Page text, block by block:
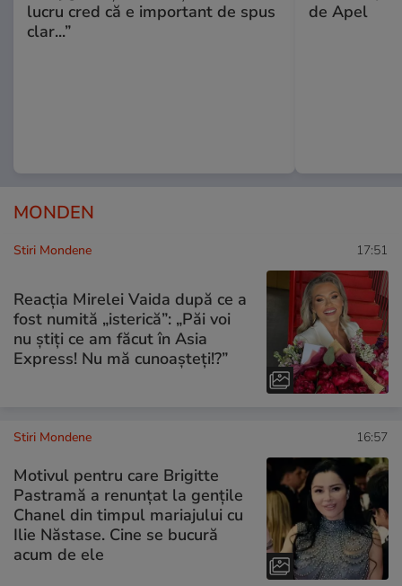
lucru cred că e important de spus
clar...”
de Apel
MONDEN
Stiri Mondene 17:51
Reacția Mirelei Vaida după ce a
fost numită „isterică”: „Păi voi
nu știți ce am făcut în Asia
Express! Nu mă cunoașteți!?”
Stiri Mondene 16:57
Motivul pentru care Brigitte
Pastramă a renunțat la gențile
Chanel din timpul mariajului cu
Ilie Năstase. Cine se bucură
acum de ele